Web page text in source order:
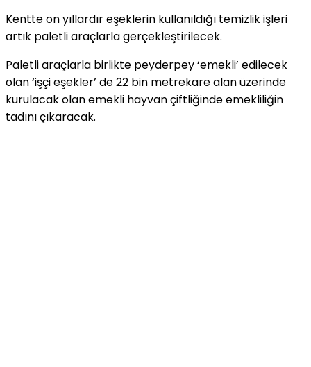
Kentte on yıllardır eşeklerin kullanıldığı temizlik işleri
artık paletli araçlarla gerçekleştirilecek.
Paletli araçlarla birlikte peyderpey ‘emekli’ edilecek
olan ‘işçi eşekler’ de 22 bin metrekare alan üzerinde
kurulacak olan emekli hayvan çiftliğinde emekliliğin
tadını çıkaracak.